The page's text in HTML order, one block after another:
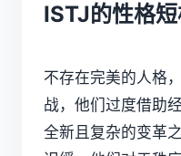
ISTJ的性格
不存在完美的人格
战，他们过度借助
全新且复杂的变革